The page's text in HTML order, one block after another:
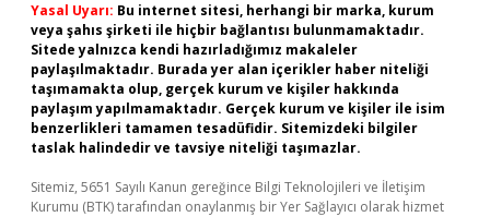
Yasal Uyarı: Bu internet sitesi, herhangi bir marka, kurum
veya şahıs şirketi ile hiçbir bağlantısı bulunmamaktadır.
Sitede yalnızca kendi hazırladığımız makaleler
paylaşılmaktadır. Burada yer alan içerikler haber niteliği
taşımamakta olup, gerçek kurum ve kişiler hakkında
paylaşım yapılmamaktadır. Gerçek kurum ve kişiler ile isim
benzerlikleri tamamen tesadüfidir. Sitemizdeki bilgiler
taslak halindedir ve tavsiye niteliği taşımazlar.
Sitemiz, 5651 Sayılı Kanun gereğince Bilgi Teknolojileri ve İletişim
Kurumu (BTK) tarafından onaylanmış bir Yer Sağlayıcı olarak hizmet